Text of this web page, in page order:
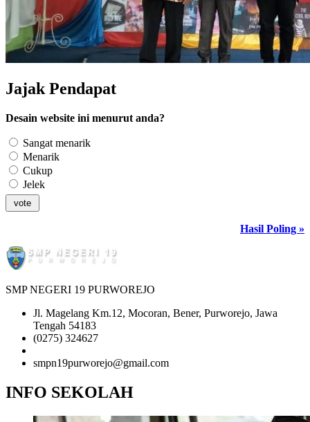
Jajak Pendapat
Desain website ini menurut anda?
Sangat menarik
Menarik
Cukup
Jelek
Hasil Poling »
SMP NEGERI 19 PURWOREJO
Jl. Magelang Km.12, Mocoran, Bener, Purworejo, Jawa
Tengah 54183
(0275) 324627
smpn19purworejo@gmail.com
INFO SEKOLAH